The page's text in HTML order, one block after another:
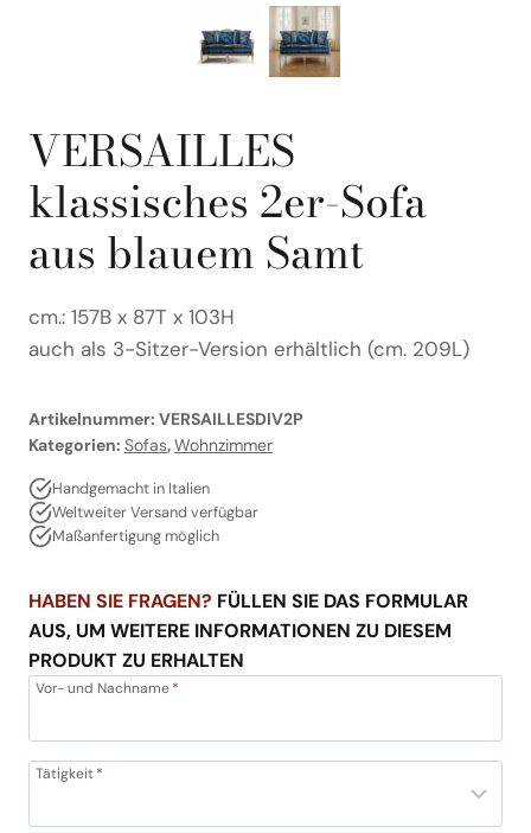
VERSAILLES
klassisches 2er-Sofa
aus blauem Samt
cm.: 157B x 87T x 103H
auch als 3-Sitzer-Version erhältlich (cm. 209L)
Artikelnummer: VERSAILLESDIV2P
Kategorien: Sofas,Wohnzimmer
Handgemacht in Italien
Weltweiter Versand verfügbar
Maßanfertigung möglich
HABEN SIE FRAGEN? FÜLLEN SIE DAS FORMULAR
AUS, UM WEITERE INFORMATIONEN ZU DIESEM
PRODUKT ZU ERHALTEN
Vor- und Nachname*
Tätigkeit*